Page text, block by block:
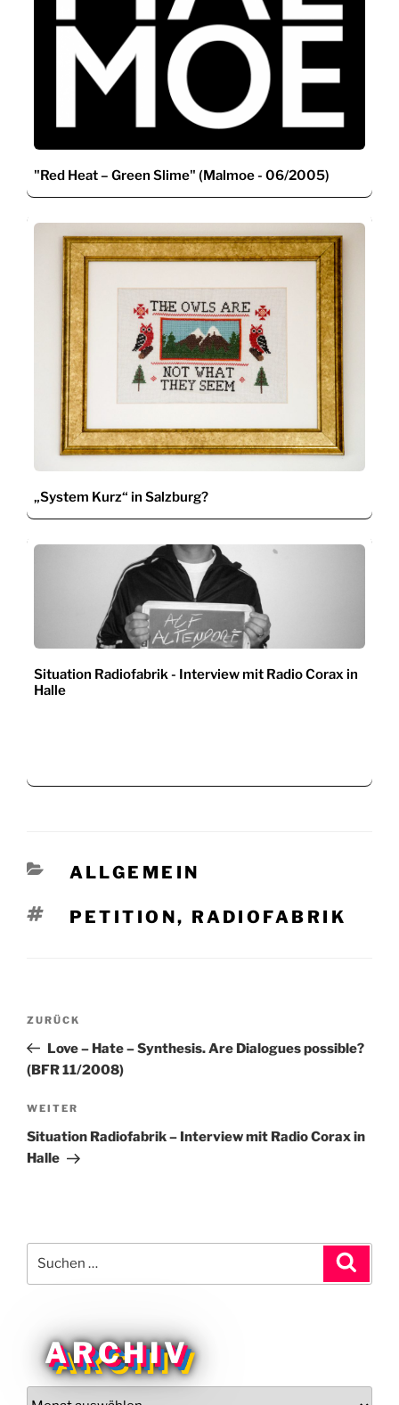
"Red Heat – Green Slime" (Malmoe - 06/2005)
„System Kurz“ in Salzburg?
Situation Radiofabrik - Interview mit Radio Corax in
Halle
KATEGORIEN
ALLGEMEIN
SCHLAGWÖRTER
PETITION, RADIOFABRIK
Beitragsnavigation
Vorheriger
Beitrag
ZURÜCK
Love – Hate – Synthesis. Are Dialogues possible?
(BFR 11/2008)
Nächster
Beitrag
WEITER
Situation Radiofabrik – Interview mit Radio Corax in
Halle
nach:
ARCHIV
Archiv